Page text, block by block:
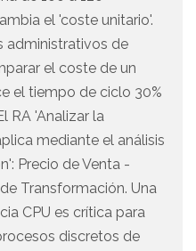
el 'coste unitario'.
administrativos de
el coste de un
el tiempo de ciclo 30%
RA 'Analizar la
mediante el análisis
Precio de Venta -
Transformación. Una
CPU es crítica para
discretos de